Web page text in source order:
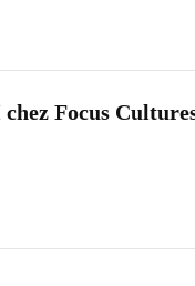
Focus